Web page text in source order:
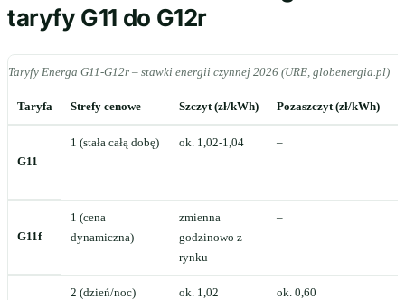
taryfy G11 do G12r
Taryfy Energa G11-G12r – stawki energii czynnej 2026 (URE, globenergia.pl)
Taryfa Strefy cenowe Szczyt (zł/kWh) Pozaszczyt (zł/kWh)
G11
1 (stała całą dobę) ok. 1,02-1,04 –
G11f
1 (cena
dynamiczna)
zmienna
godzinowo z
rynku
–
2 (dzień/noc) ok. 1,02 ok. 0,60